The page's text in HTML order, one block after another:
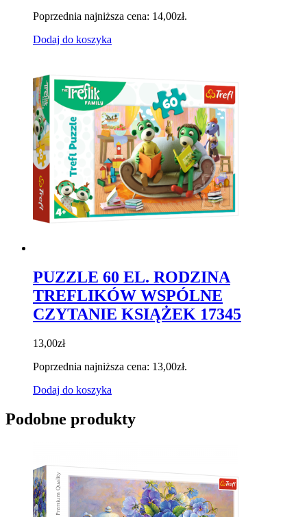
Poprzednia najniższa cena: 14,00zł.
Dodaj do koszyka
PUZZLE 60 EL. RODZINA
TREFLIKÓW WSPÓLNE
CZYTANIE KSIĄŻEK 17345
13,00zł
Poprzednia najniższa cena: 13,00zł.
Dodaj do koszyka
Podobne produkty